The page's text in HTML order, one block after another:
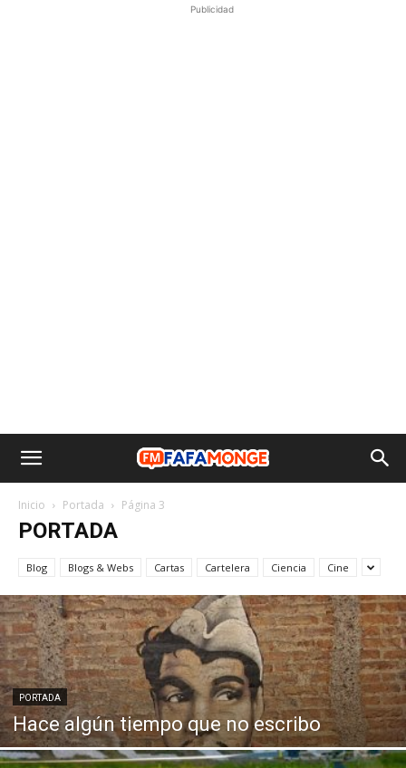
Publicidad
Inicio Portada Página 3
PORTADA
Blog Blogs & Webs Cartas Cartelera Ciencia Cine
PORTADA
Hace algún tiempo que no escribo